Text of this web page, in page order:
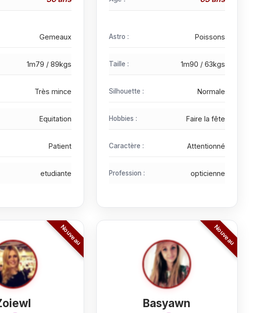
Gemeaux
1m79 / 89kgs
Très mince
Equitation
Patient
etudiante
Astro : Poissons
Taille : 1m90 / 63kgs
Silhouette : Normale
Hobbies : Faire la fête
Caractère : Attentionné
Profession : opticienne
Basyawn